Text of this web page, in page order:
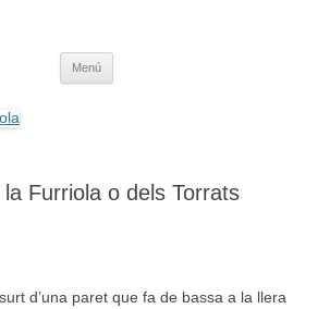
Menú
Furriola o dels Torrats
d’una paret que fa de bassa a la llera